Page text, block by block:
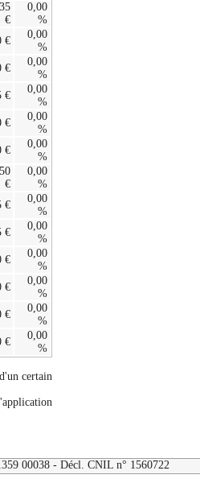
€
0,00
%
€
0,00
%
€
0,00
%
€
0,00
%
€
0,00
%
€
0,00
%
€
0,00
%
€
0,00
%
€
0,00
%
€
0,00
%
€
0,00
%
€
0,00
%
€
0,00
%
certain
00038 - Décl. CNIL n° 1560722